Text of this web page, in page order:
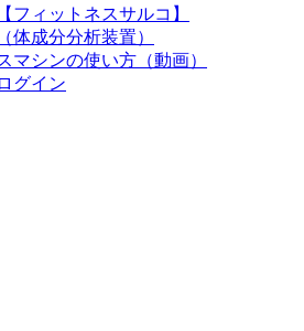
フィットネスサルコ】
体成分分析装置）
マシンの使い方（動画）
グイン